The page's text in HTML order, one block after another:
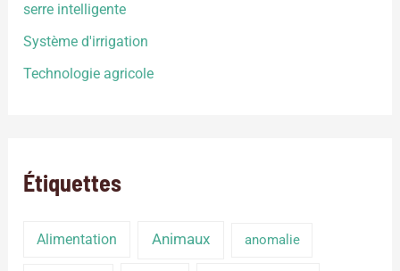
serre intelligente
Système d'irrigation
Technologie agricole
Étiquettes
Alimentation Animaux anomalie